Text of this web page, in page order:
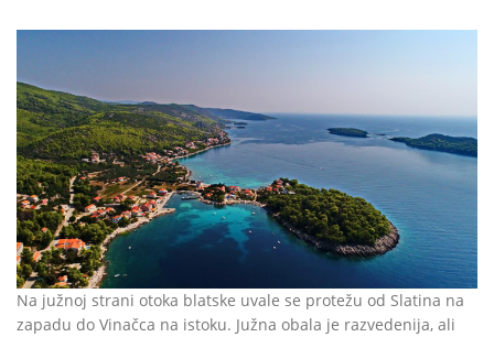
Na južnoj strani otoka blatske uvale se protežu od Slatina na
zapadu do Vinačca na istoku. Južna obala je razvedenija, ali